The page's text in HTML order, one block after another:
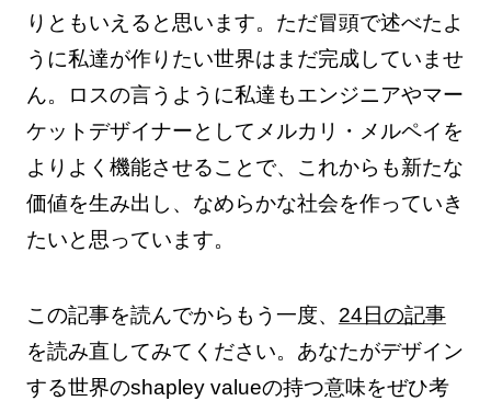
りともいえると思います。ただ冒頭で述べたよ
うに私達が作りたい世界はまだ完成していませ
ん。ロスの言うように私達もエンジニアやマー
ケットデザイナーとしてメルカリ・メルペイを
よりよく機能させることで、これからも新たな
価値を生み出し、なめらかな社会を作っていき
たいと思っています。
この記事を読んでからもう一度、 24日の記事
を読み直してみてください。あなたがデザイン
する世界のshapley valueの持つ意味をぜひ考